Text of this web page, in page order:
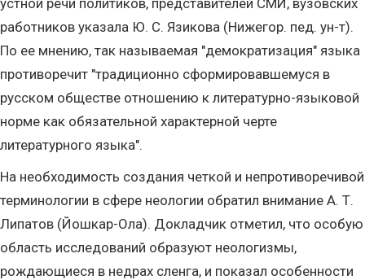
устной речи политиков, представителей СМИ, вузовских
работников указала Ю. С. Язикова (Нижегор. пед. ун-т).
По ее мнению, так называемая "демократизация" языка
противоречит "традиционно сформировавшемуся в
русском обществе отношению к литературно-языковой
норме как обязательной характерной черте
литературного языка".
На необходимость создания четкой и непротиворечивой
терминологии в сфере неологии обратил внимание А. Т.
Липатов (Йошкар-Ола). Докладчик отметил, что особую
область исследований образуют неологизмы,
рождающиеся в недрах сленга, и показал особенности